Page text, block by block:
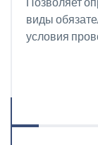
виды
условия